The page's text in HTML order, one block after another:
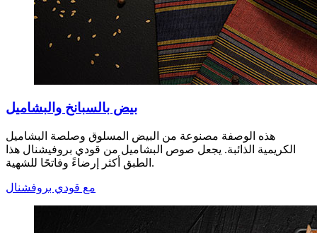
بيض بالسبانخ والبشاميل
هذه الوصفة مصنوعة من البيض المسلوق وصلصة البشاميل
الكريمية الذائبة. يجعل صوص البشاميل من قودي بروفيشنال هذا
الطبق أكثر إرضاءً وفاتحًا للشهية.
مع قودي بروفشنال